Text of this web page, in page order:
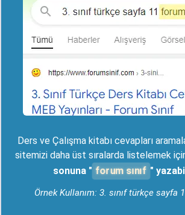
Ders ve Çalışma kitabı cevapları
sitemizi daha üst sıralarda listelemek
sonuna " forum sınıf "
Örnek Kullanım: 3. sınıf türkçe sayfa